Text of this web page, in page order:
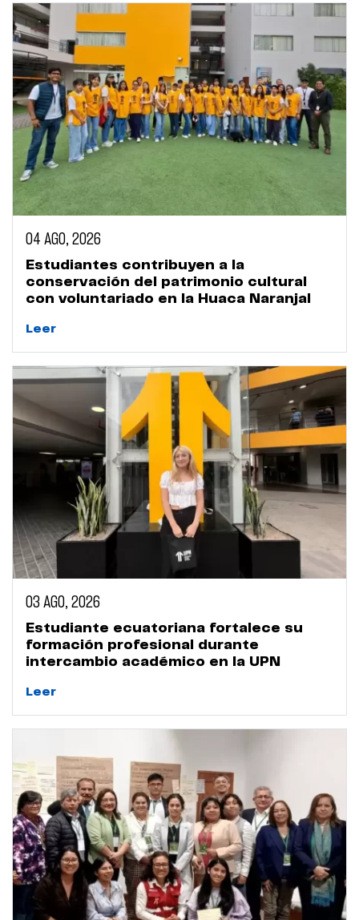
04 AGO, 2026
Estudiantes contribuyen a la
conservación del patrimonio cultural
con voluntariado en la Huaca Naranjal
Leer
03 AGO, 2026
Estudiante ecuatoriana fortalece su
formación profesional durante
intercambio académico en la UPN
Leer